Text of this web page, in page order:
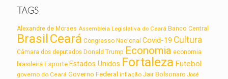
TAGS
Alexandre de Moraes Assembleia Legislativa do Ceará Banco Central
BrasilCeará Congresso Nacional Covid-19 Cultura
Câmara dos deputados Donald Trump Economia economia
brasileira Esporte Estados Unidos Fortaleza Futebol
governo do Ceará Governo Federal inflação Jair Bolsonaro José